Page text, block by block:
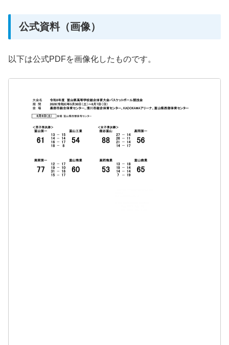
公式資料（画像）
以下は公式PDFを画像化したものです。